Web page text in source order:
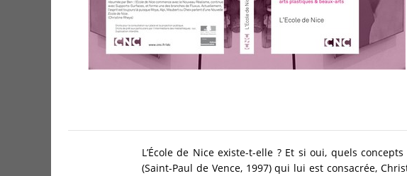
L’École de Nice existe-t-elle ? Et si oui, quels
(Saint-Paul de Vence, 1997) qui lui est consacrée,